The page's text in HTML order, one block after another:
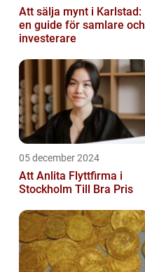
Att sälja mynt i Karlstad:
en guide för samlare och
investerare
05 december 2024
Att Anlita Flyttfirma i
Stockholm Till Bra Pris